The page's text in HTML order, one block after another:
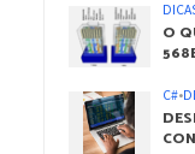
O
C#•